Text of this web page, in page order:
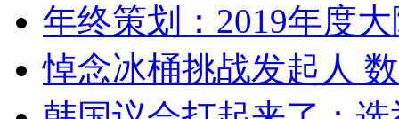
年终策划：2019年度
悼念冰桶挑战发起人